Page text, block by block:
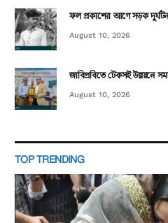
ফল প্রকাশের আগে সড়ক
August 10, 2026
জাবিপ্রবিতে টেকসই উন্নয়নে
August 10, 2026
TOP TRENDING